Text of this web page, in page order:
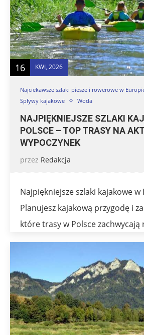
16 KWI, 2026
Najciekawsze szlaki piesze i rowerowe w
Spływy kajakowe
Woda
NAJPIĘKNIEJSZE SZLAKI
POLSCE – TOP TRASY NA
WYPOCZYNEK
przez Redakcja
Najpiękniejsze szlaki kajakowe w
Planujesz kajakową przygodę i
które trasy w Polsce zachwycają